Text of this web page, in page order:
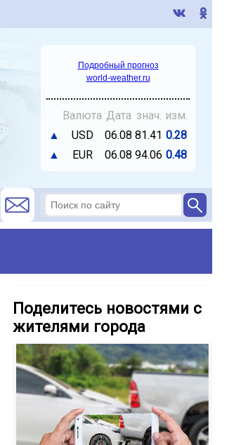
Подробный прогноз
world-weather.ru
Валюта Дата знач. изм.
▲
USD 06.08 81.41 0.28
▲
EUR 06.08 94.06 0.48
Поделитесь новостями с
жителями города